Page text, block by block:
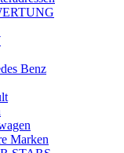
Benz
Marken